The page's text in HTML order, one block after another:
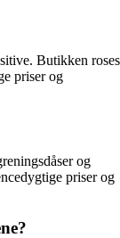
Butikken roses
priser og
og
priser og